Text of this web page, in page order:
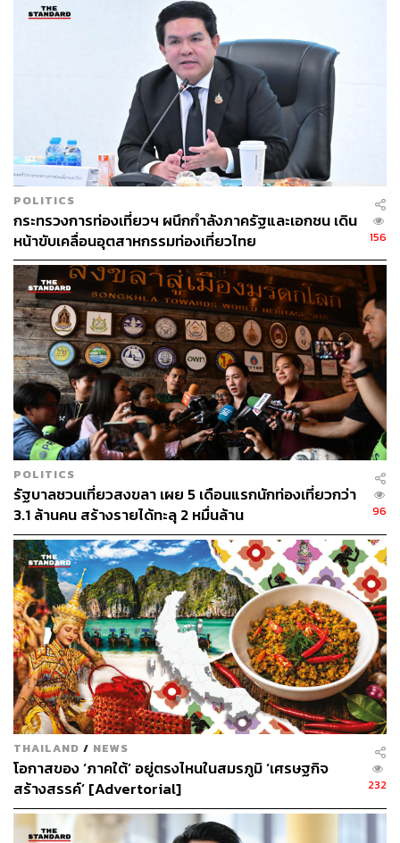
สามารถติดตาม THE STANDARD WEALTH
ผ่านแอปพลิเคชันต่างๆ ที่คุณสะดวกหรือใช้งานอยู่แล้วได้เลย
TAGS: วิทยาศาสตร์ สมอง ระบบโดพามีน
การท่องเที่ยว
วันหยุดพักร้อน
143
ABOUT THE AUTHOR
THE STANDARD WEALTH
สำนักข่าวเศรษฐกิจ ธุรกิจ และการลงทุน โดย
ทีมข่าว THE STANDARD
POLITICS
กระทรวงการท่องเที่ยวฯ ผนึกกำลังภาครัฐและเอกชน เดิน
หน้าขับเคลื่อนอุตสาหกรรมท่องเที่ยวไทย
156
POLITICS
รัฐบาลชวนเที่ยวสงขลา เผย 5 เดือนแรกนักท่องเที่ยวกว่า
3.1 ล้านคน สร้างรายได้ทะลุ 2 หมื่นล้าน
96
THAILAND / NEWS
โอกาสของ ‘ภาคใต้’ อยู่ตรงไหนในสมรภูมิ ‘เศรษฐกิจ
สร้างสรรค์’ [Advertorial]
232